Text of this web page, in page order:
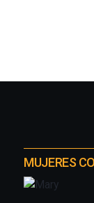
MUJERES